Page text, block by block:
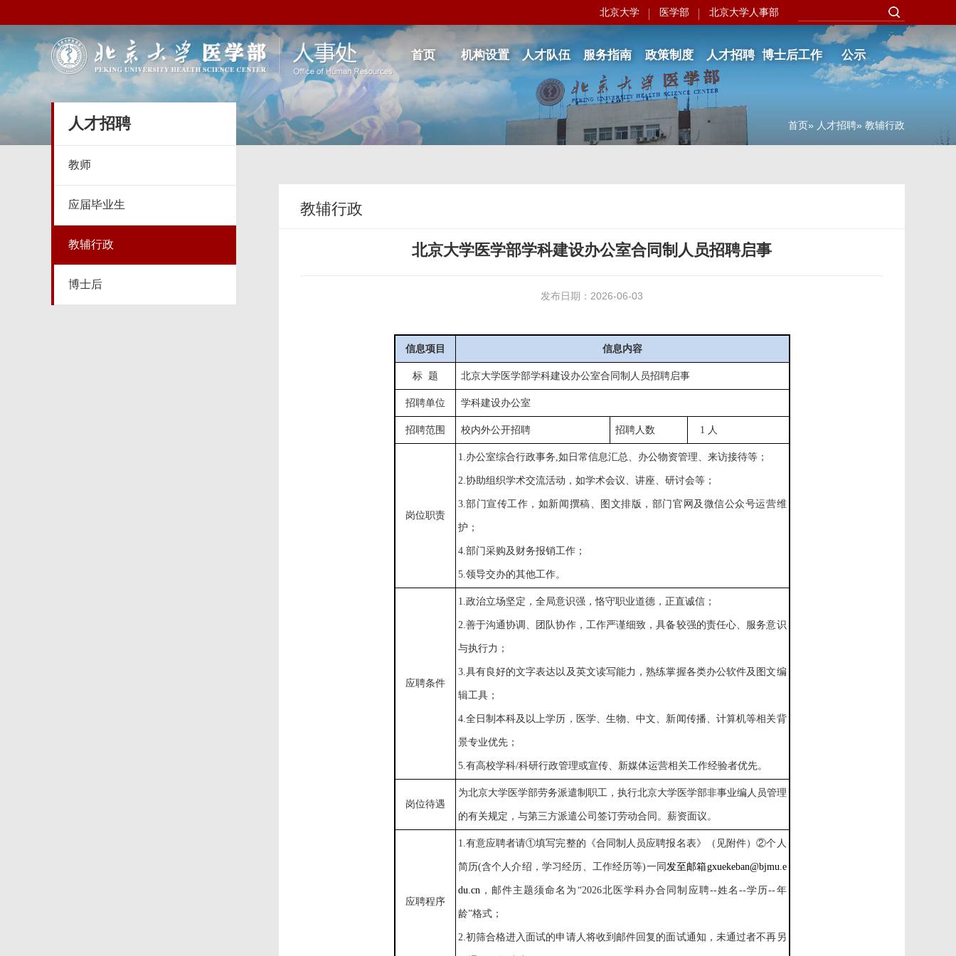
北京大学 医学部 北京大学人事部
首页 机构设置 人才队伍 服务指南 政策制度 人才招聘 博士后工作 公示
首页» 人才招聘» 教辅行政
人才招聘
教师
应届毕业生
教辅行政
博士后
教辅行政
北京大学医学部学科建设办公室合同制人员招聘启事
发布日期：2026-06-03
信息项目 信息内容
标 题 北京大学医学部学科建设办公室合同制人员招聘启事
招聘单位 学科建设办公室
招聘范围 校内外公开招聘 招聘人数 1 人
岗位职责
1.办公室综合行政事务,如日常信息汇总、 办公物资管理、来访接待等；
2.协助组织学术交流活动，如学术会议、讲座、研讨会等；
3.部门宣传工作，如新闻撰稿、图文排版，部门官网及微信公众号运营维
护；
4.部门采购及财务报销工作；
5.领导交办的其他工作。
应聘条件
1.政治立场坚定，全局意识强，恪守职业道德， 正直诚信；
2.善于沟通协调、团队协作，工作严谨细致，具备较强的责任心、服务意识
与执行力 ；
3.具有良好的文字表达以及英文读写能力，熟练掌握各类办公软件及图文编
辑工具；
4.全日制本科及以上学历，医学、生物、中文、新闻传播、计算机等相关背
景专业优先；
5.有高校学科/科研行政管理或宣传、新媒体运营相关工作经验者优先。
岗位待遇
为北京大学医学部劳务派遣制职工，执行北京大学医学部非事业编人员管理
的有关规定，与第三方派遣公司签订劳动合同。薪资面议。
应聘程序
1.有意应聘者请①填写完整的《合同制人员应聘报名表》（ 见附件）②个人
简历(含个人介绍 ， 学习经历、 工作经历等)一同 发至邮箱gxuekeban@bjmu.e
du.cn，邮件主题须命名为“2026北医学科办合同制应聘--姓名--学历--年
龄”格式；
2.初筛合格进入面试的申请人将收到邮件回复的面试通知 ，未通过者不再另